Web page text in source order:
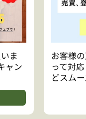
ま
ャン
お客様
って対
どスム